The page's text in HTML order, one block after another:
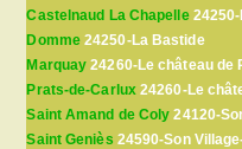
Castelnaud La Chapelle24250-
Domme24250-La Bastide
Marquay 24260-Le château de
Prats-de-Carlux24260-Le
Saint Amand de Coly 24120-
Saint Geniès 24590-Son